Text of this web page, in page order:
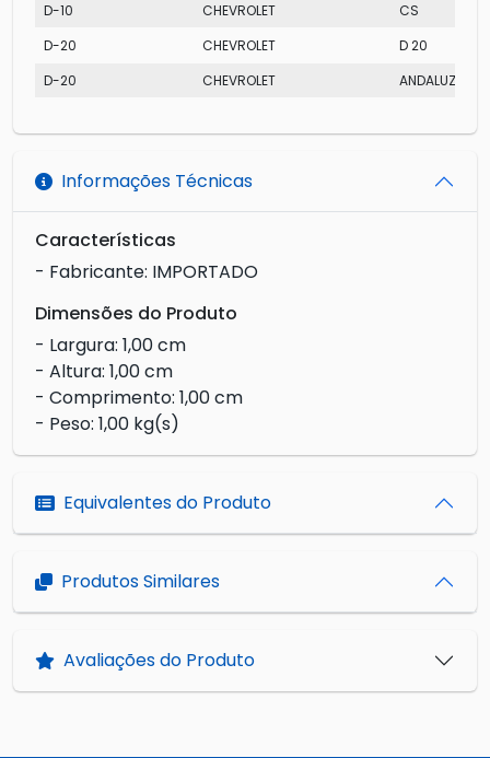
D-10
CHEVROLET
CS
D-20
CHEVROLET
D 20
D-20
CHEVROLET ANDALUZ
Informações Técnicas
Características
- Fabricante: IMPORTADO
Dimensões do Produto
- Largura: 1,00 cm
- Altura: 1,00 cm
- Comprimento: 1,00 cm
- Peso: 1,00 kg(s)
Equivalentes do Produto
Produtos Similares
Avaliações do Produto